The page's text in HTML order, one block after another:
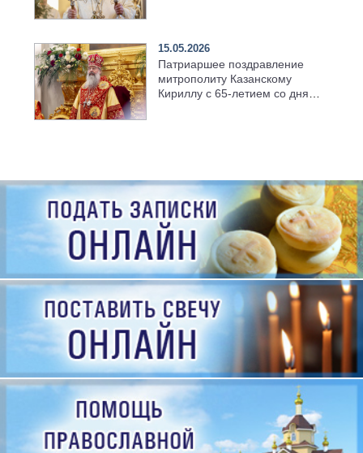
15.05.2026
Патриаршее поздравление
митрополиту Казанскому
Кириллу с 65-летием со дня